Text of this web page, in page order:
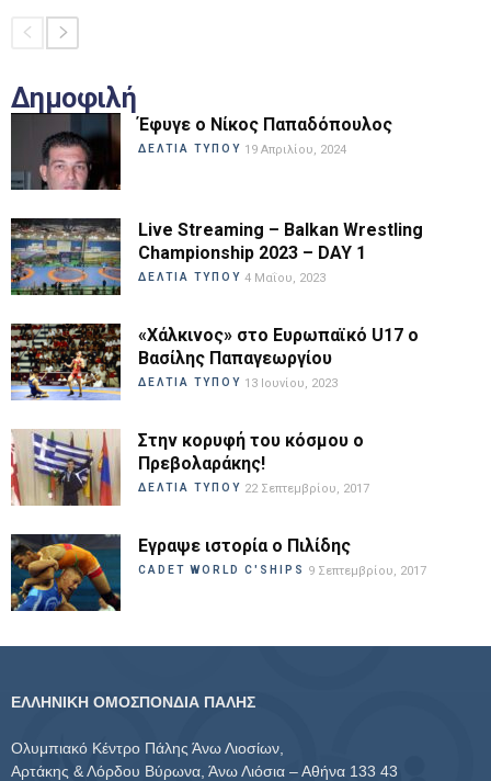
Δημοφιλή
Έφυγε ο Νίκος Παπαδόπουλος
ΔΕΛΤΙΑ ΤΥΠΟΥ 19 Απριλίου, 2024
Live Streaming – Balkan Wrestling
Championship 2023 – DAY 1
ΔΕΛΤΙΑ ΤΥΠΟΥ 4 Μαΐου, 2023
«Χάλκινος» στο Ευρωπαϊκό U17 ο
Βασίλης Παπαγεωργίου
ΔΕΛΤΙΑ ΤΥΠΟΥ 13 Ιουνίου, 2023
Στην κορυφή του κόσμου ο
Πρεβολαράκης!
ΔΕΛΤΙΑ ΤΥΠΟΥ 22 Σεπτεμβρίου, 2017
Εγραψε ιστορία ο Πιλίδης
CADET WORLD C'SHIPS 9 Σεπτεμβρίου, 2017
ΕΛΛΗΝΙΚΗ ΟΜΟΣΠΟΝΔΙΑ ΠΑΛΗΣ
Ολυμπιακό Κέντρο Πάλης Άνω Λιοσίων,
Αρτάκης & Λόρδου Βύρωνα, Άνω Λιόσια – Αθήνα 133 43